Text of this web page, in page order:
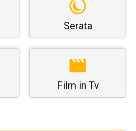
Serata
Film in Tv